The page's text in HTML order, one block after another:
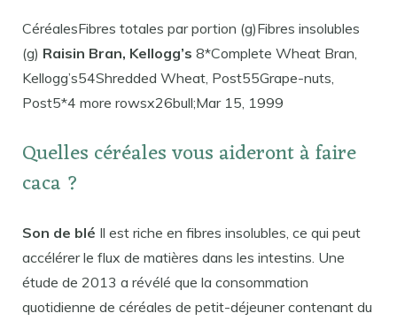
CéréalesFibres totales par portion (g)Fibres insolubles
(g) Raisin Bran, Kellogg’s 8*Complete Wheat Bran,
Kellogg’s54Shredded Wheat, Post55Grape-nuts,
Post5*4 more rowsx26bull;Mar 15, 1999
Quelles céréales vous aideront à faire
caca ?
Son de blé Il est riche en fibres insolubles, ce qui peut
accélérer le flux de matières dans les intestins. Une
étude de 2013 a révélé que la consommation
quotidienne de céréales de petit-déjeuner contenant du